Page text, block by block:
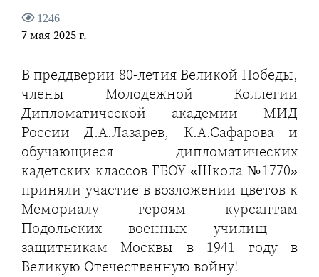
1246
7 мая 2025 г.
В преддверии 80-летия Великой Победы,
члены Молодёжной Коллегии
Дипломатической академии МИД
России Д.А.Лазарев, К.А.Сафарова и
обучающиеся дипломатических
кадетских классов ГБОУ «Школа №1770»
приняли участие в возложении цветов к
Мемориалу героям курсантам
Подольских военных училищ -
защитникам Москвы в 1941 году в
Великую Отечественную войну!